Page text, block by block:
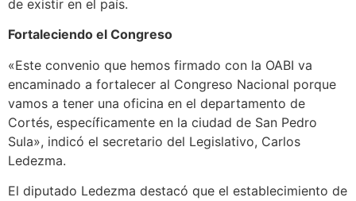
de existir en el país.
Fortaleciendo el Congreso
«Este convenio que hemos firmado con la OABI va
encaminado a fortalecer al Congreso Nacional porque
vamos a tener una oficina en el departamento de
Cortés, específicamente en la ciudad de San Pedro
Sula», indicó el secretario del Legislativo, Carlos
Ledezma.
El diputado Ledezma destacó que el establecimiento de